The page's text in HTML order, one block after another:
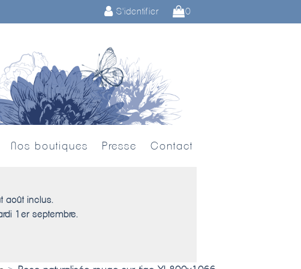
S'identifier 0
Nos boutiques Presse Contact
août inclus.
1er septembre.